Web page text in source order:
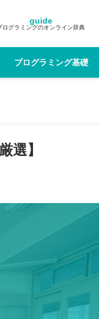
guide
ログラミングのオンライン辞典
プログラミング基礎
選】